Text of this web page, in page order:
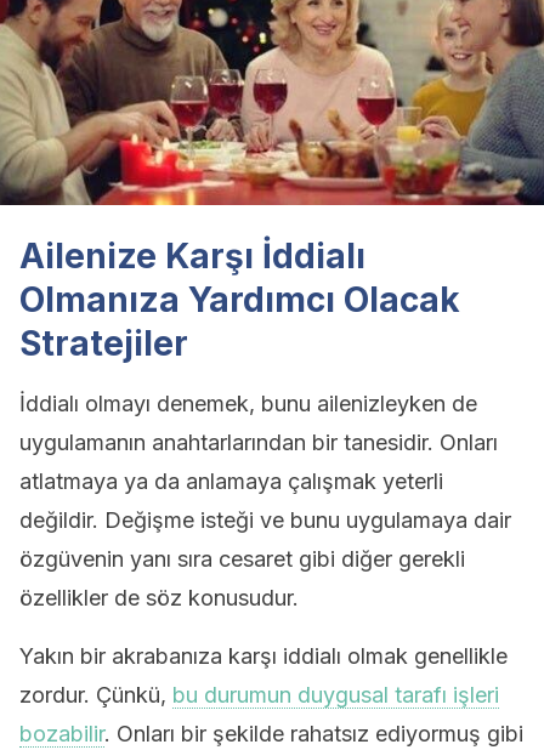
Ailenize Karşı İddialı
Olmanıza Yardımcı Olacak
Stratejiler
İddialı olmayı denemek, bunu ailenizleyken de
uygulamanın anahtarlarından bir tanesidir. Onları
atlatmaya ya da anlamaya çalışmak yeterli
değildir. Değişme isteği ve bunu uygulamaya dair
özgüvenin yanı sıra cesaret gibi diğer gerekli
özellikler de söz konusudur.
Yakın bir akrabanıza karşı iddialı olmak genellikle
zordur. Çünkü, bu durumun duygusal tarafı işleri
bozabilir. Onları bir şekilde rahatsız ediyormuş gibi